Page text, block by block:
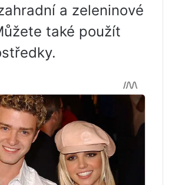
a zeleninové
také použít